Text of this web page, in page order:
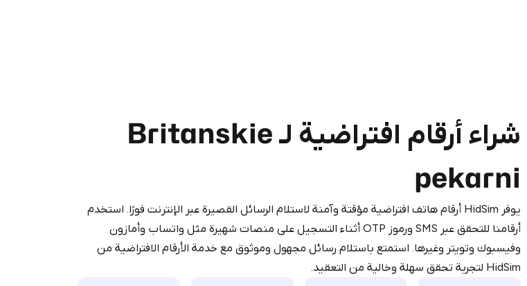
شراء أرقام افتراضية لـ Britanskie
pekarni
يوفر HidSim أرقام هاتف افتراضية مؤقتة وآمنة لاستلام الرسائل القصيرة عبر الإنترنت فورًا. استخدم
أرقامنا للتحقق عبر SMS ورموز OTP أثناء التسجيل على منصات شهيرة مثل واتساب وأمازون
وفيسبوك وتويتر وغيرها. استمتع باستلام رسائل مجهول وموثوق مع خدمة الأرقام الافتراضية من
HidSim لتجربة تحقق سهلة وخالية من التعقيد.
Purchasing credits through Telegram is a simple two-step process:
in Telegram using your card (or
Google Pay, Apple Pay, or other supported methods).
Step 1: Create the order on HidSim
Pay with Telegram